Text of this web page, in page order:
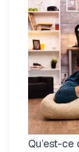
Qu’est-ce